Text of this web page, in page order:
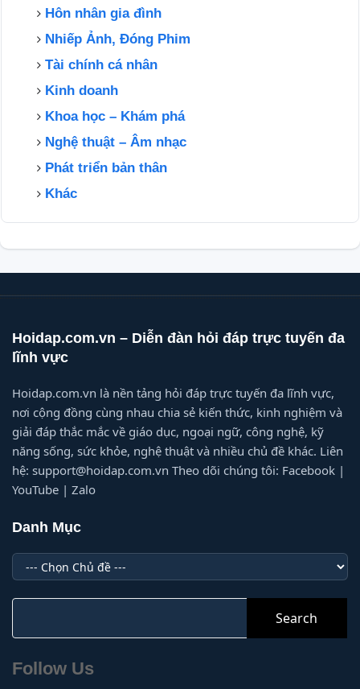
Hôn nhân gia đình
Nhiếp Ảnh, Đóng Phim
Tài chính cá nhân
Kinh doanh
Khoa học – Khám phá
Nghệ thuật – Âm nhạc
Phát triển bản thân
Khác
Hoidap.com.vn – Diễn đàn hỏi đáp trực tuyến đa
lĩnh vực
Hoidap.com.vn là nền tảng hỏi đáp trực tuyến đa lĩnh vực,
nơi cộng đồng cùng nhau chia sẻ kiến thức, kinh nghiệm và
giải đáp thắc mắc về giáo dục, ngoại ngữ, công nghệ, kỹ
năng sống, sức khỏe, nghệ thuật và nhiều chủ đề khác. Liên
hệ: support@hoidap.com.vn Theo dõi chúng tôi: Facebook |
YouTube | Zalo
Danh Mục
Danh
Mục
Follow Us